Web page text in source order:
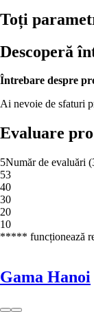
Toți
Descoperă
Întrebare despre
Ai nevoie de sfaturi
Evaluare
5Număr de evaluări (
53
40
30
20
10
***** funcționează
Gama Hanoi